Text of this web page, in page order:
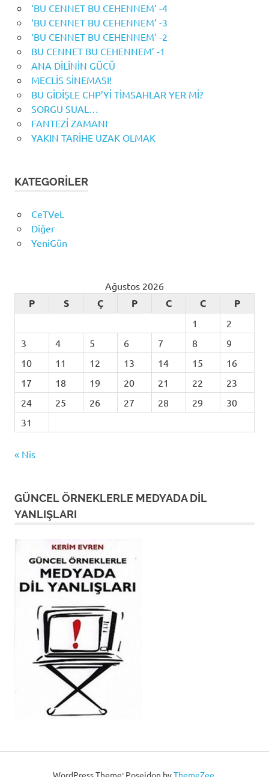
‘BU CENNET BU CEHENNEM’ -4
‘BU CENNET BU CEHENNEM’ -3
‘BU CENNET BU CEHENNEM’ -2
BU CENNET BU CEHENNEM’ -1
ANA DİLİNİN GÜCÜ
MECLİS SİNEMASI!
BU GİDİŞLE CHP’Yİ TİMSAHLAR YER Mİ?
SORGU SUAL…
FANTEZİ ZAMANI
YAKIN TARİHE UZAK OLMAK
KATEGORILER
CeTVeL
Diğer
YeniGün
Ağustos 2026
P S Ç P C C P
1
2
3
4 5 6 7 8
9
10
11 12 13 14 15
16
17
18 19 20 21 22
23
24
25 26 27 28 29
30
31
« Nis
GÜNCEL ÖRNEKLERLE MEDYADA DİL
YANLIŞLARI
WordPress Theme: Poseidon byThemeZee